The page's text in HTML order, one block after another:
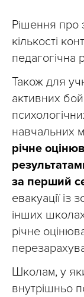
Рішення про
кількості
педагогічна
Також для
активних
навчальних
річне
за перший
евакуації із
інших
річне
Школам, у
внутрішньо